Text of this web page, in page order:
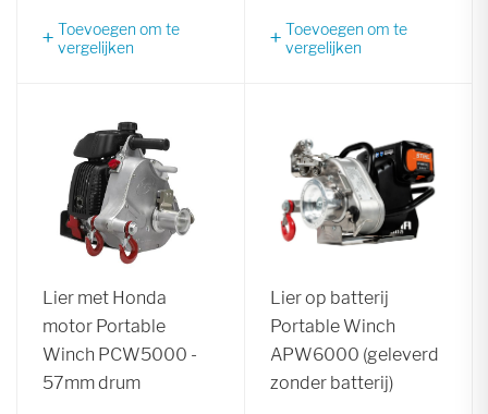
Toevoegen om te
vergelijken
Toevoegen om te
vergelijken
Lier met Honda
motor Portable
Winch PCW5000 -
57mm drum
Lier op batterij
Portable Winch
APW6000 (geleverd
zonder batterij)